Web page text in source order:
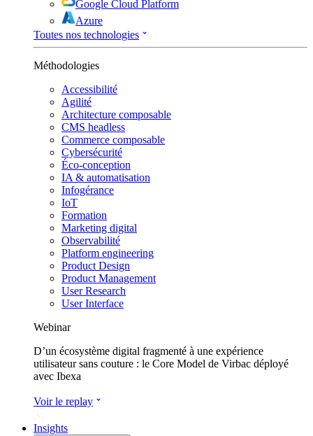
Google Cloud Platform
Azure
Toutes nos technologies
Méthodologies
Accessibilité
Agilité
Architecture composable
CMS headless
Commerce composable
Cybersécurité
Éco-conception
IA & automatisation
Infogérance
IoT
Formation
Marketing digital
Observabilité
Platform engineering
Product Design
Product Management
User Research
User Interface
Webinar
D’un écosystème digital fragmenté à une expérience
utilisateur sans couture : le Core Model de Virbac déployé
avec Ibexa
Voir le replay
Insights